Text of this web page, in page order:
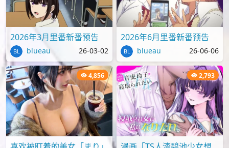
2026年3月里番新番预告
blueau 26-03-02
2026年6月里番新番预告
blueau 26-06-06
4,856 2,793